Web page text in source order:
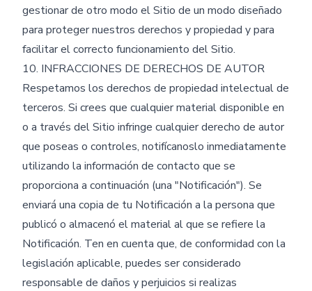
gestionar de otro modo el Sitio de un modo diseñado
para proteger nuestros derechos y propiedad y para
facilitar el correcto funcionamiento del Sitio.
10. INFRACCIONES DE DERECHOS DE AUTOR
Respetamos los derechos de propiedad intelectual de
terceros. Si crees que cualquier material disponible en
o a través del Sitio infringe cualquier derecho de autor
que poseas o controles, notifícanoslo inmediatamente
utilizando la información de contacto que se
proporciona a continuación (una "Notificación"). Se
enviará una copia de tu Notificación a la persona que
publicó o almacenó el material al que se refiere la
Notificación. Ten en cuenta que, de conformidad con la
legislación aplicable, puedes ser considerado
responsable de daños y perjuicios si realizas